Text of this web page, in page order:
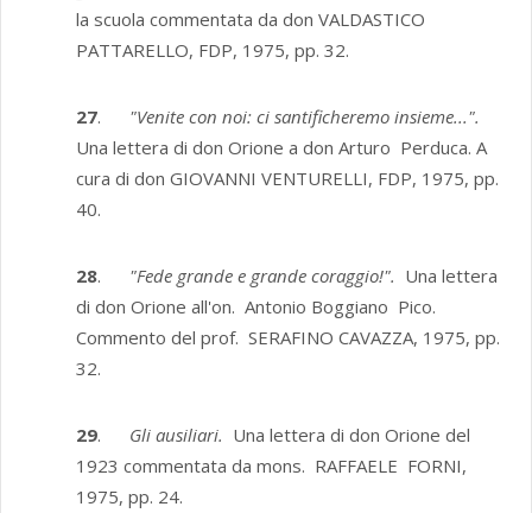
la scuola commentata da don VALDASTICO
PATTARELLO, FDP, 1975, pp. 32.
27. "Venite con noi: ci santificheremo insieme...".
Una lettera di don Orione a don Arturo Perduca. A
cura di don GIOVANNI VENTURELLI, FDP, 1975, pp.
40.
28. "Fede grande e grande coraggio!". Una lettera
di don Orione all'on. Antonio Boggiano Pico.
Commento del prof. SERAFINO CAVAZZA, 1975, pp.
32.
29. Gli ausiliari. Una lettera di don Orione del
1923 commentata da mons. RAFFAELE FORNI,
1975, pp. 24.